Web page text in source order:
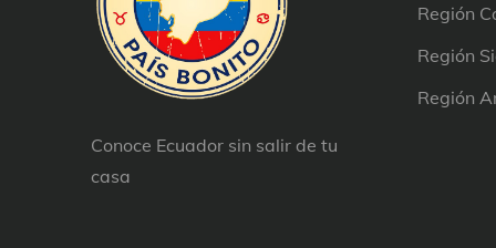
Conoce Ecuador sin salir de tu
casa
Región
Región
Región